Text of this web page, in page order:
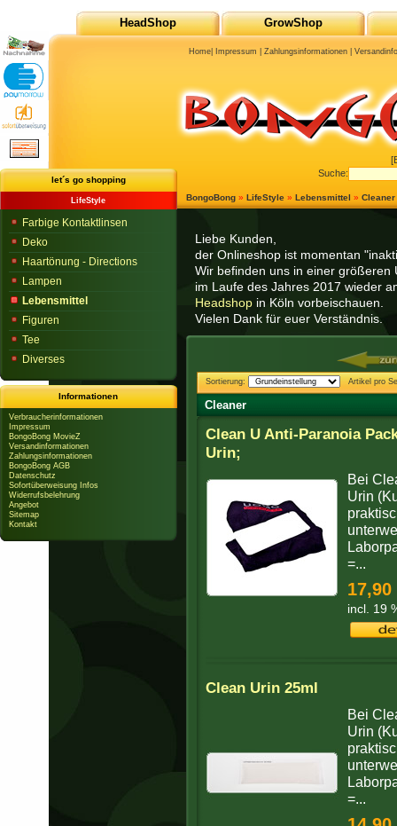
Liebe Kunden,
der Onlineshop ist momentan
Wir befinden uns in einer größeren
im Laufe des Jahres 2017 wieder
Headshop in Köln vorbeischauen.
Vielen Dank für euer Verständnis.
Sortierung: Artikel pro
Cleaner
Clean U Anti-Paranoia
Urin;
Bei
Urin
=...
17,90
incl. 19
Clean Urin 25ml
Bei
Urin
=...
BongoBong » LifeStyle » Lebensmittel » Cleaner
let´s go shopping
LifeStyle
Farbige Kontaktlinsen
Deko
Haartönung - Directions
Lampen
Lebensmittel
Figuren
Tee
Diverses
Informationen
Verbraucherinformationen
Impressum
BongoBong MovieZ
Versandinformationen
Zahlungsinformationen
BongoBong AGB
Datenschutz
Sofortüberweisung Infos
Widerrufsbelehrung
Angebot
Sitemap
Kontakt
HeadShop GrowShop
Suche:
Home Impressum |Zahlungsinformationen |